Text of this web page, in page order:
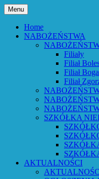
Przejdź
do
treściParafia
Augsburska
czynię – Obj 21,5
Pańskiego 2026
Menu
Home
NABOŻEŃSTWA
Filiały
Filiał
Filiał
Filiał
SZKÓŁKA
AKTUALNOŚCI